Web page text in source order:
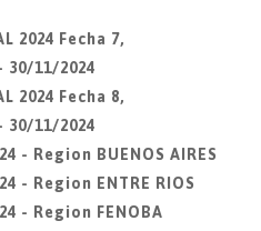
2024 Fecha 7,
30/11/2024
2024 Fecha 8,
30/11/2024
- Region BUENOS AIRES
- Region ENTRE RIOS
- Region FENOBA